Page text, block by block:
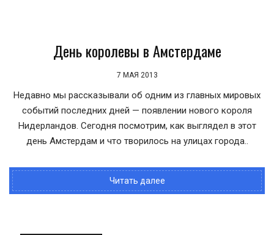
День королевы в Амстердаме
7 МАЯ 2013
Недавно мы рассказывали об одним из главных мировых
событий последних дней — появлении нового короля
Нидерландов. Сегодня посмотрим, как выглядел в этот
день Амстердам и что творилось на улицах города..
Читать далее